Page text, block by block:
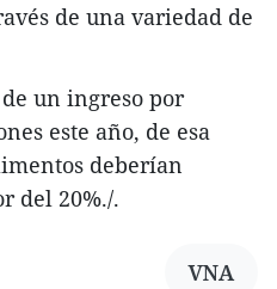
de una variedad de
un ingreso por
este año, de esa
deberían
del 20%./.
VNA